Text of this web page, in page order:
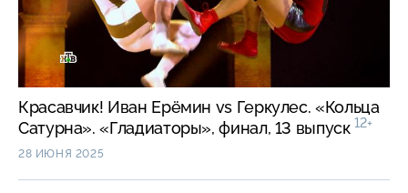
Красавчик! Иван Ерёмин vs Геркулес. «Кольца
Сатурна». «Гладиаторы», финал, 13 выпуск 12+
28 ИЮНЯ 2025